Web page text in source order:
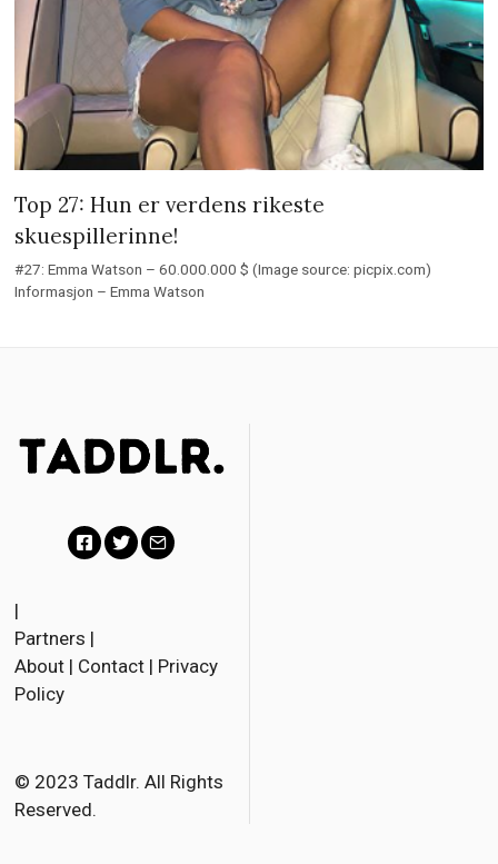
Top 27: Hun er verdens rikeste
skuespillerinne!
#27: Emma Watson – 60.000.000 $ (Image source: picpix.com)
Informasjon – Emma Watson
c
e
o
k
t
r
i
|
Partners |
About | Contact | Privacy
Policy
© 2023 Taddlr. All Rights
Reserved.